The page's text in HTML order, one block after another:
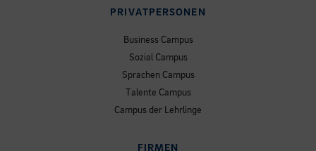
PRIVATPERSONEN
Business Campus
Sozial Campus
Sprachen Campus
Talente Campus
Campus der Lehrlinge
FIRMEN